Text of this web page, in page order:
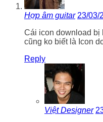
Hợp âm guitar 23/03/
Cái icon download
cũng ko biết là Icon
Reply
Việt Designer